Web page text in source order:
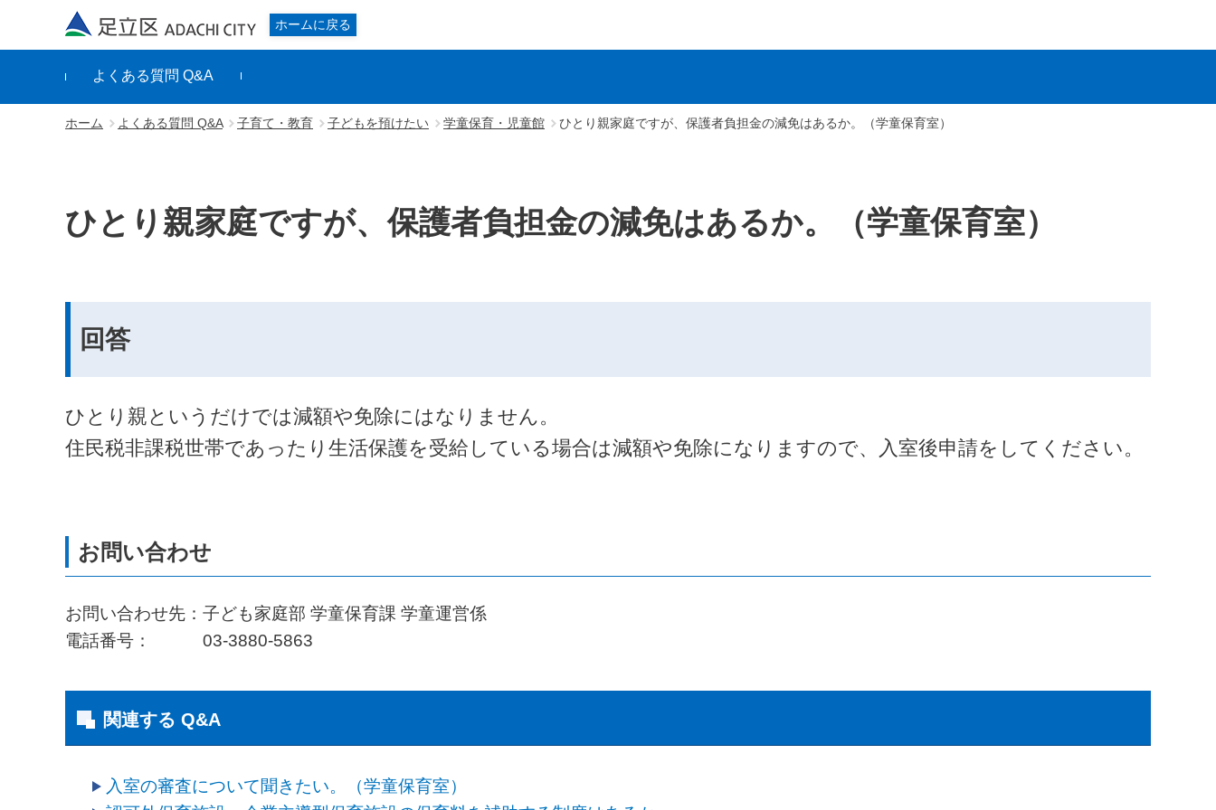
足立区
ホームに戻る
よくある質問 Q&A
ホーム よくある質問 Q&A 子育て・教育 子どもを預けたい 学童保育・児童館 ひとり親家庭ですが、保護者負担金の減免はあるか。（学童保育室）
ひとり親家庭ですが、保護者負担金の減免はあるか。（学童保育室）
回答
ひとり親というだけでは減額や免除にはなりません。
住民税非課税世帯であったり生活保護を受給している場合は減額や免除になりますので、入室後申請をしてください。
お問い合わせ先：子ども家庭部 学童保育課 学童運営係
電話番号： 03-3880-5863
関連する Q&A
入室の審査について聞きたい。（学童保育室）